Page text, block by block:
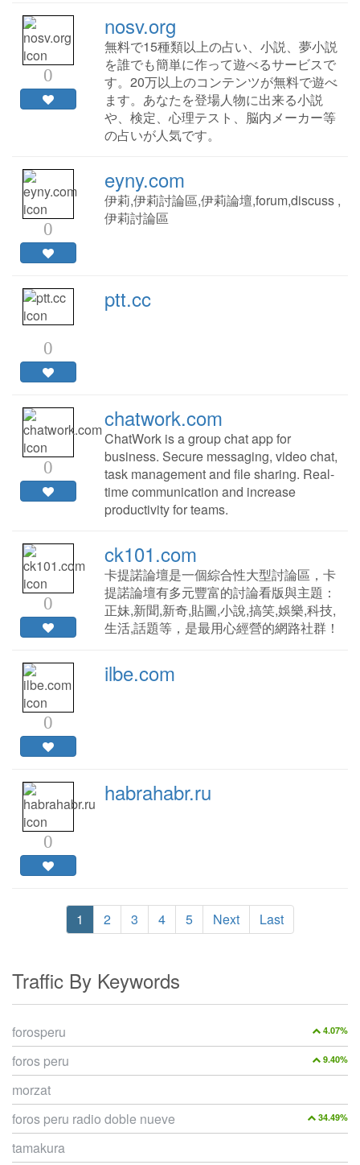
0
nosv.org
無料で15種類以上の占い、小説、夢小説
を誰でも簡単に作って遊べるサービスで
す。20万以上のコンテンツが無料で遊べ
ます。あなたを登場人物に出来る小説
や、検定、心理テスト、脳内メーカー等
の占いが人気です。
0
eyny.com
伊莉,伊莉討論區,伊莉論壇,forum,discuss ,
伊莉討論區
0
ptt.cc
0
chatwork.com
ChatWork is a group chat app for
business. Secure messaging, video chat,
task management and file sharing. Real-
time communication and increase
productivity for teams.
0
ck101.com
卡提諾論壇是一個綜合性大型討論區，卡
提諾論壇有多元豐富的討論看版與主題：
正妹,新聞,新奇,貼圖,小說,搞笑,娛樂,科技,
生活,話題等，是最用心經營的網路社群！
0
ilbe.com
0
habrahabr.ru
1 2 3 4 5 Next Last
Traffic By Keywords
4.07%
forosperu
9.40%
foros peru
morzat
34.49%
foros peru radio doble nueve
tamakura